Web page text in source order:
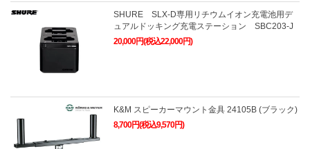
SHURE SLX-D専用リチウムイオン充電池用デ
ュアルドッキング充電ステーション SBC203-J
20,000円(税込22,000円)
K&M スピーカーマウント金具 24105B (ブラック)
8,700円(税込9,570円)